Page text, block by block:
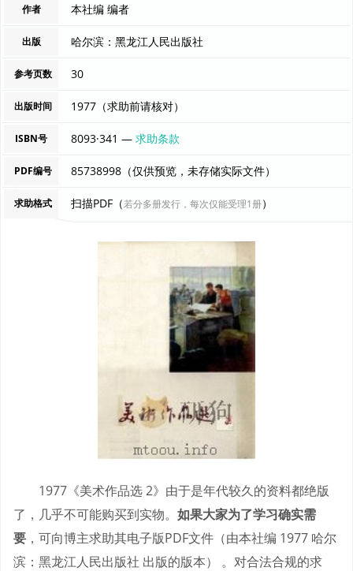
作者 本社编 编者
出版 哈尔滨：黑龙江人民出版社
参考页数 30
出版时间 1977（求助前请核对）
ISBN号 8093·341 —求助条款
PDF编号 85738998（仅供预览，未存储实际文件）
求助格式 扫描PDF（若分多册发行，每次仅能受理1册）
1977《美术作品选 2》由于是年代较久的资料都绝版
了，几乎不可能购买到实物。 如果大家为了学习确实需
要 ，可向博主求助其电子版PDF文件（由本社编 1977 哈尔
滨：黑龙江人民出版社 出版的版本） 。对合法合规的求